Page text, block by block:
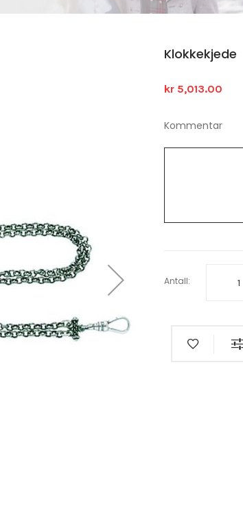
Klokkekjede
kr 5,013.00
Kommentar
Antall: